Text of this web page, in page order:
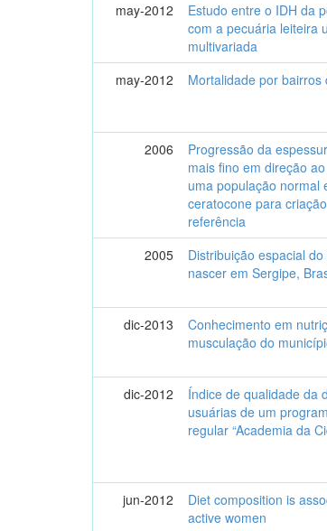
may-2012
Estudo entre o IDH da
com a pecuária leiteira
multivariada
may-2012
Mortalidade por bairros
2006
Progressão da
mais fino em direção
uma população normal
ceratocone para
referência
2005
Distribuição espacial
nascer em Sergipe,
dic-2013
Conhecimento em
musculação do
dic-2012
Índice de qualidade da
usuárias de um
regular “Academia da
jun-2012
Diet composition is
active women